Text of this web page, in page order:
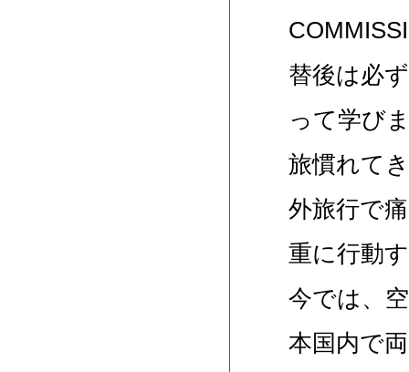
替後は必
って学び
旅慣れて
外旅行で
重に行動
今では、
本国内で